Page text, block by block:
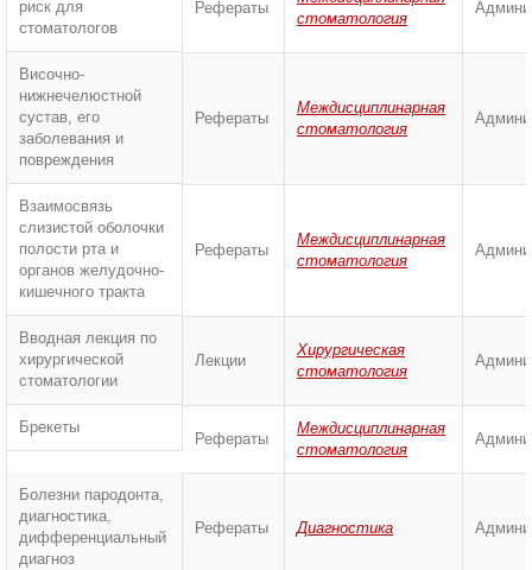
риск для
стоматологов
Рефераты
стоматология
Височно-
нижнечелюстной
сустав, его
заболевания и
повреждения
Рефераты
Междисциплинарная
стоматология
Взаимосвязь
слизистой оболочки
полости рта и
органов желудочно-
кишечного тракта
Рефераты
Междисциплинарная
стоматология
Вводная лекция по
хирургической
стоматологии
Лекции
Хирургическая
стоматология
Брекеты
Рефераты
Междисциплинарная
стоматология
Болезни пародонта,
диагностика,
дифференциальный
диагноз
Рефераты Диагностика